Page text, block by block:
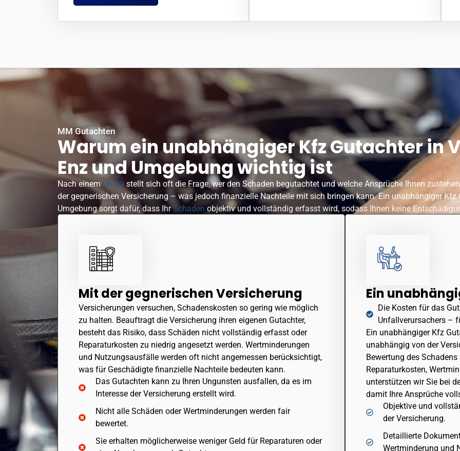
MM Gutachten
Warum ein unabhängiger Kfz Gutachter in
Enz und Umgebung wichtig ist
Nach einemUnfallstellt sich oft die Frage, wer den Schaden begutachtet und welche Ansprüche Ihnen
der gegnerischen Versicherung – was jedoch finanzielle Nachteile mit sich bringen kann. Ein unabhängiger
Umgebung sorgt dafür, dass IhrSchaden objektiv und vollständig erfasst wird, sodass Ihnen keine
Mit der gegnerischen Versicherung
Versicherungen versuchen, Schadenskosten so gering wie möglich
zu halten. Beauftragt die Versicherung ihren eigenen Gutachter,
besteht das Risiko, dass Schäden nicht vollständig erfasst oder
Reparaturkosten zu niedrig angesetzt werden. Wertminderungen
und Nutzungsausfälle werden oft nicht angemessen berücksichtigt,
was für Geschädigte finanzielle Nachteile bedeuten kann.
Das Gutachten kann zu Ihren Ungunsten ausfallen, da es im
Interesse der Versicherung erstellt wird.
Nicht alle Schäden oder Wertminderungen werden fair
bewertet.
Sie erhalten möglicherweise weniger Geld für Reparaturen oder
Ein
Die Kosten für das
Unfallverursachers –
Ein unabhängiger Kfz
unabhängig von der
Bewertung des
Reparaturkosten,
unterstützen wir Sie bei
damit Ihre Ansprüche
Objektive und
der Versicherung.
Detaillierte
Wertminderung und